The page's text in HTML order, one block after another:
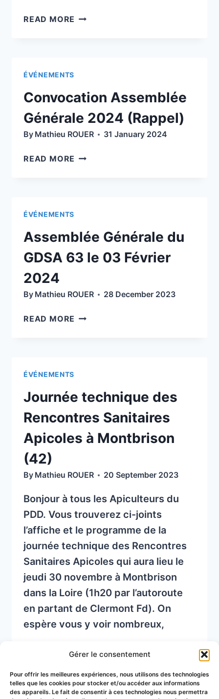
Gérer le consentement
Pour offrir les meilleures expériences, nous utilisons des technologies
telles que les cookies pour stocker et/ou accéder aux informations
des appareils. Le fait de consentir à ces technologies nous permettra
READ MORE CONFÉRENCE
FÉVRIER
2024
À
18H30
CAMPUS
CEZEAUX
ÉVÉNEMENTS
Convocation Assemblée
Générale 2024 (Rappel)
By Mathieu ROUER 31 January 2024
READ MORE CONVOCATION
ÉVÉNEMENTS
Assemblée Générale du
GDSA 63 le 03 Février
2024
By Mathieu ROUER 28 December 2023
READ MORE ASSEMBLÉE
FÉVRIER
2024
ÉVÉNEMENTS
Journée technique des
Rencontres Sanitaires
Apicoles à Montbrison
(42)
By Mathieu ROUER 20 September 2023
Bonjour à tous les Apiculteurs du
PDD. Vous trouverez ci-joints
l’affiche et le programme de la
journée technique des Rencontres
Sanitaires Apicoles qui aura lieu le
jeudi 30 novembre à Montbrison
dans la Loire (1h20 par l’autoroute
en partant de Clermont Fd). On
espère vous y voir nombreux,
READ MORE
TECHNIQUE
DES
RENCONTRES
SANITAIRES